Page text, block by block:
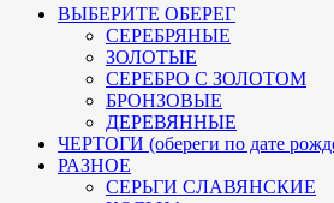
ВЫБЕРИТЕ ОБЕРЕГ
СЕРЕБРЯНЫЕ
ЗОЛОТЫЕ
СЕРЕБРО С ЗОЛОТОМ
БРОНЗОВЫЕ
ДЕРЕВЯННЫЕ
ЧЕРТОГИ (обереги по дате
РАЗНОЕ
СЕРЬГИ СЛАВЯНСКИЕ